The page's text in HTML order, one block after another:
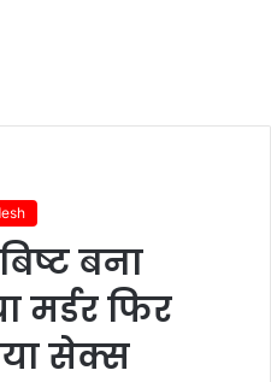
बना
मर्डर फिर
सेक्स